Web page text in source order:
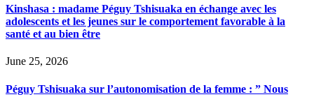
Kinshasa : madame Péguy Tshisuaka en échange avec les
adolescents et les jeunes sur le comportement favorable à la
santé et au bien être
June 25, 2026
Péguy Tshisuaka sur l’autonomisation de la femme : ” Nous